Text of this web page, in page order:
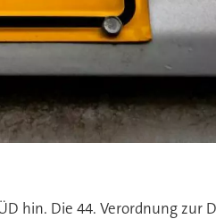
hin. Die 44. Verordnung zur